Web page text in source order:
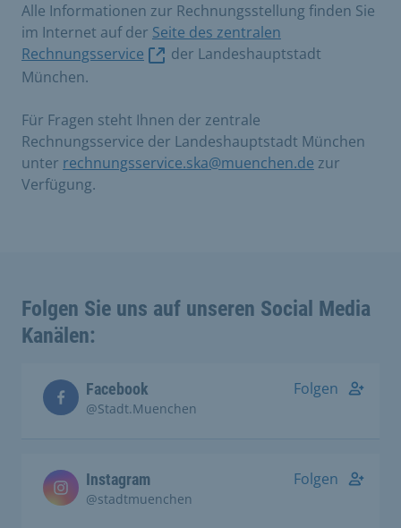
Alle Informationen zur Rechnungsstellung finden Sie
im Internet auf der Seite des zentralen
Rechnungsservice
der Landeshauptstadt
München.
Für Fragen steht Ihnen der zentrale
Rechnungsservice der Landeshauptstadt München
unter rechnungsservice.ska@muenchen.de zur
Verfügung.
Folgen Sie uns auf unseren Social Media
Kanälen:
Facebook
@Stadt.Muenchen
Folgen
Instagram
@stadtmuenchen
Folgen